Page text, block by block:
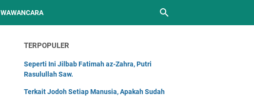
WAWANCARA
TERPOPULER
Seperti Ini Jilbab Fatimah az-Zahra, Putri
Rasulullah Saw.
Terkait Jodoh Setiap Manusia, Apakah Sudah